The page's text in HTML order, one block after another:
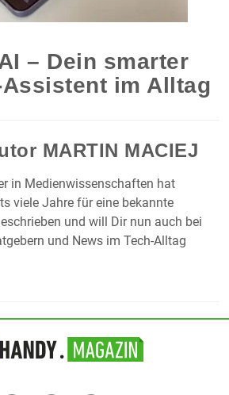
– Dein smarter
im Alltag
MARTIN MACIEJ
in Medienwissenschaften hat
viele Jahre für eine bekannte
und will Dir nun auch bei
und News im Tech-Alltag